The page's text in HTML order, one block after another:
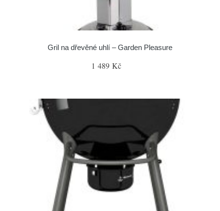
Gril na dřevěné uhlí – Garden Pleasure
1 489 Kč